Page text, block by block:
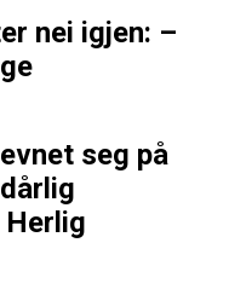
nei igjen: –
seg på